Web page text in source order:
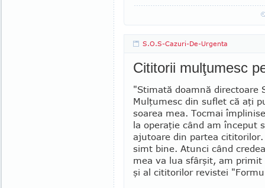
S.O.S-Cazuri-De-Urgenta
Cititorii mulţumesc
"Stimată doamnă directoare
Mulţumesc din suflet că aţi
soarea mea. Tocmai
la operaţie când am început
aju­toare din partea
simt bine. Atunci când
mea va lua sfârşit, am
şi al citi­to­rilor re­vistei